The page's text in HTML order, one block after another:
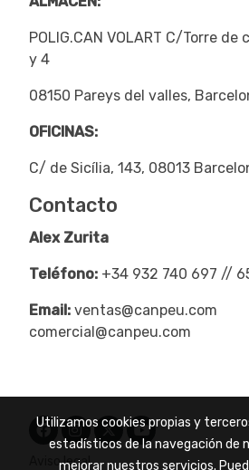
POLIG.CAN VOLART C/Torre
y 4
08150 Pareys del valles,
OFICINAS:
C/ de Sicília, 143, 08013
Contacto
Alex Zurita
Teléfono: +34 932 740 697 //
Email: ventas@canpeu.com
comercial@canpeu.com
Aviso legal
Utilizamos cookies propias y
estadísticos de la navegación de
mejorar nuestros servicios.